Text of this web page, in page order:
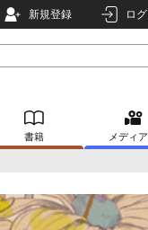
新規登録 ロ
書籍 メディ